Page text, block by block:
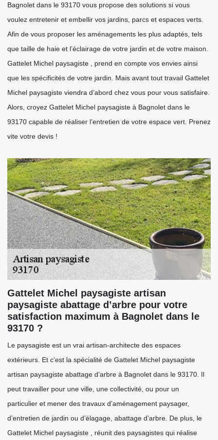
Bagnolet dans le 93170 vous propose des solutions si vous
voulez entretenir et embellir vos jardins, parcs et espaces verts.
Afin de vous proposer les aménagements les plus adaptés, tels
que taille de haie et l’éclairage de votre jardin et de votre maison.
Gattelet Michel paysagiste , prend en compte vos envies ainsi
que les spécificités de votre jardin. Mais avant tout travail Gattelet
Michel paysagiste viendra d’abord chez vous pour vous satisfaire.
Alors, croyez Gattelet Michel paysagiste à Bagnolet dans le
93170 capable de réaliser l’entretien de votre espace vert. Prenez
vite votre devis !
Gattelet Michel paysagiste artisan
paysagiste abattage d’arbre pour votre
satisfaction maximum à Bagnolet dans le
93170 ?
Le paysagiste est un vrai artisan-architecte des espaces
extérieurs. Et c’est la spécialité de Gattelet Michel paysagiste
artisan paysagiste abattage d’arbre à Bagnolet dans le 93170. Il
peut travailler pour une ville, une collectivité, ou pour un
particulier et mener des travaux d’aménagement paysager,
d’entretien de jardin ou d’élagage, abattage d’arbre. De plus, le
Gattelet Michel paysagiste , réunit des paysagistes qui réalise